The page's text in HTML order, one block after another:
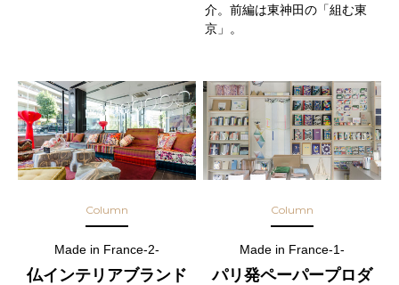
介。前編は東神田の「組む東
京」。
Column
Made in France-2-
仏インテリアブランド
Column
Made in France-1-
パリ発ペーパープロダ